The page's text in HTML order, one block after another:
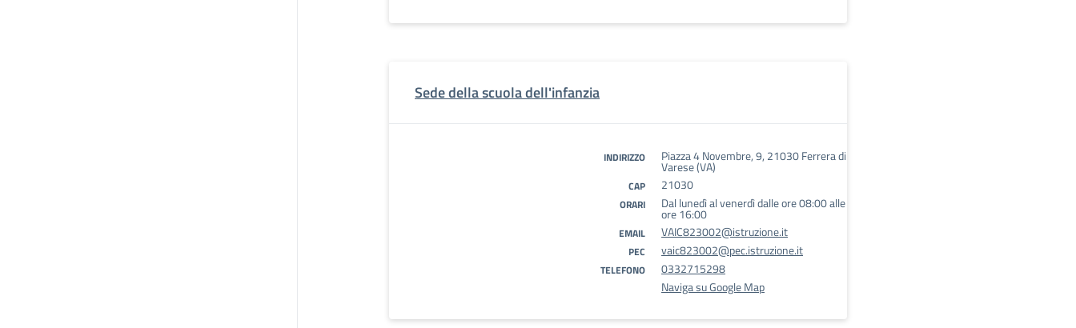
Sede della scuola dell'infanzia
INDIRIZZO Piazza 4 Novembre, 9, 21030 Ferrera di
Varese (VA)
CAP 21030
ORARI Dal lunedì al venerdì dalle ore 08:00 alle
ore 16:00
EMAIL VAIC823002@istruzione.it
PEC vaic823002@pec.istruzione.it
TELEFONO
0332715298
Naviga su Google Map